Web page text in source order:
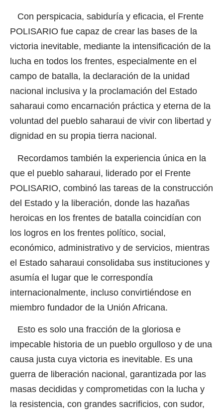
Con perspicacia, sabiduría y eficacia, el Frente
POLISARIO fue capaz de crear las bases de la
victoria inevitable, mediante la intensificación de la
lucha en todos los frentes, especialmente en el
campo de batalla, la declaración de la unidad
nacional inclusiva y la proclamación del Estado
saharaui como encarnación práctica y eterna de la
voluntad del pueblo saharaui de vivir con libertad y
dignidad en su propia tierra nacional.
Recordamos también la experiencia única en la
que el pueblo saharaui, liderado por el Frente
POLISARIO, combinó las tareas de la construcción
del Estado y la liberación, donde las hazañas
heroicas en los frentes de batalla coincidían con
los logros en los frentes político, social,
económico, administrativo y de servicios, mientras
el Estado saharaui consolidaba sus instituciones y
asumía el lugar que le correspondía
internacionalmente, incluso convirtiéndose en
miembro fundador de la Unión Africana.
Esto es solo una fracción de la gloriosa e
impecable historia de un pueblo orgulloso y de una
causa justa cuya victoria es inevitable. Es una
guerra de liberación nacional, garantizada por las
masas decididas y comprometidas con la lucha y
la resistencia, con grandes sacrificios, con sudor,